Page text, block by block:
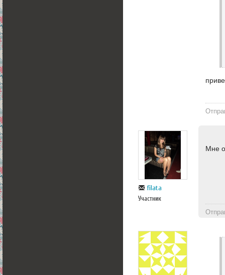
filata
Участник
Мне